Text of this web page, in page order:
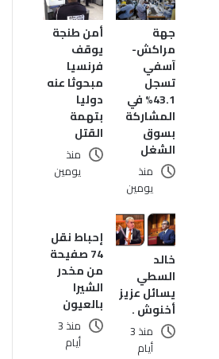
جهة
مراكش-
آسفي
تسجل
43.1% في
المشاركة
بسوق
الشغل
منذ
يومين
أمن طنجة
يوقف
فرنسيا
مبحوثا عنه
دوليا
بتهمة
القتل
منذ
يومين
خالد
السطي
يسائل عزيز
أخنوش .
منذ 3
أيام
إحباط نقل
74 صفيحة
من مخدر
الشيرا
بالعيون
منذ 3
أيام